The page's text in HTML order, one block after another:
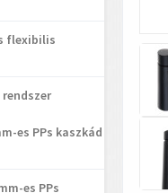
flexibilis
rendszer
es PPs kaszkád
es PPs